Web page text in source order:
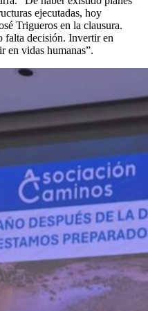
ejecutadas, hoy
Trigueros en la clausura.
falta decisión. Invertir en
en vidas humanas”.